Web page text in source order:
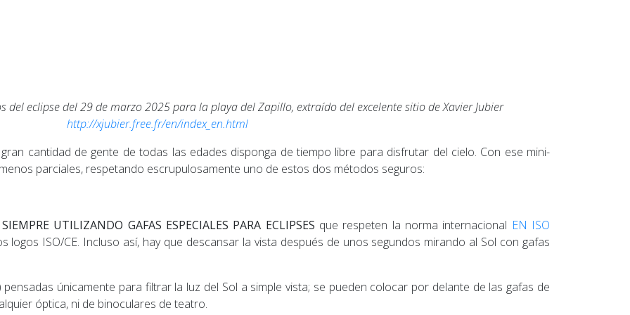
del eclipse del 29 de marzo 2025 para la playa del Zapillo, extraído del excelente sitio de Xavier Jubier
http://xjubier.free.fr/en/index_en.html
cantidad de gente de todas las edades disponga de tiempo libre para disfrutar del cielo. Con ese mini-
parciales, respetando escrupulosamente uno de estos dos métodos seguros:
SIEMPRE UTILIZANDO GAFAS ESPECIALES PARA ECLIPSES que respeten la norma internacional EN ISO
logos ISO/CE. Incluso así, hay que descansar la vista después de unos segundos mirando al Sol con gafas
únicamente para filtrar la luz del Sol a simple vista; se pueden colocar por delante de las gafas de
óptica, ni de binoculares de teatro.